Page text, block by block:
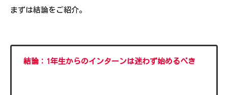
まずは結論をご紹介。
結論：1年生からのインターンは迷わず始めるべき